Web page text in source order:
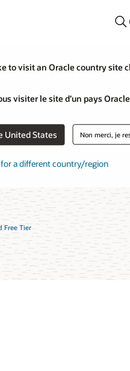
to visit an Oracle country site
visiter le site d’un pays
United States Non merci, je
for a different country/region
NoSQL
Cloud
Free Tier